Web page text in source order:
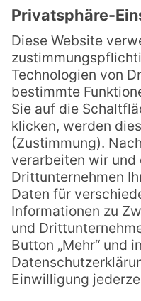
Karnelvalsverein ZDF
Kirchenchor
Laienspielgruppe
Landfrauen-Verein
Sound-artists
Turnverein TVZ
Sonstiges
Freizeit & Tourismus
Kirche
Wirtschaft
Wohnen
Rechtliches